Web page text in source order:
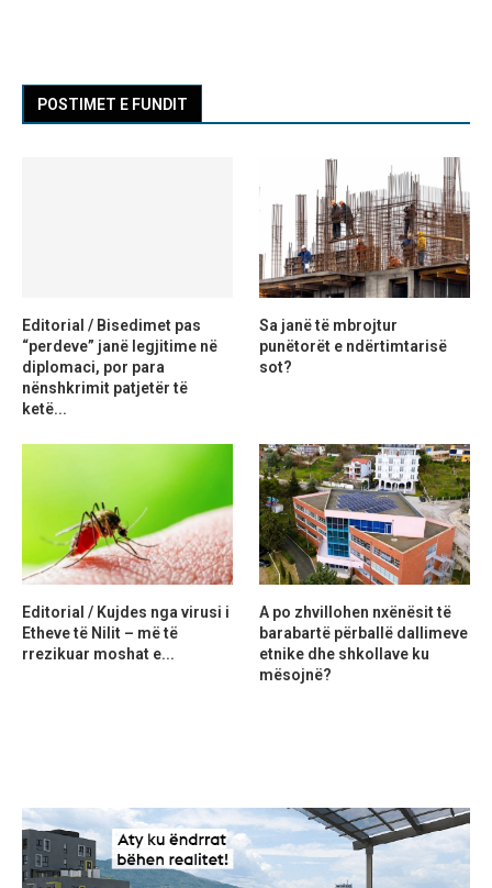
POSTIMET E FUNDIT
Editorial / Bisedimet pas
“perdeve” janë legjitime në
diplomaci, por para
nënshkrimit patjetër të
ketë...
Sa janë të mbrojtur
punëtorët e ndërtimtarisë
sot?
Editorial / Kujdes nga virusi i
Etheve të Nilit – më të
rrezikuar moshat e...
A po zhvillohen nxënësit të
barabartë përballë dallimeve
etnike dhe shkollave ku
mësojnë?